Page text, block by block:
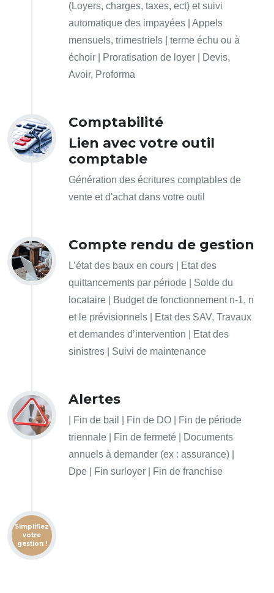
(Loyers, charges, taxes, ect) et suivi
automatique des impayées | Appels
mensuels, trimestriels | terme échu ou à
échoir | Proratisation de loyer | Devis,
Avoir, Proforma
Comptabilité
Lien avec votre outil
comptable
Génération des écritures comptables de
vente et d'achat dans votre outil
Compte rendu de gestion
L’état des baux en cours | Etat des
quittancements par période | Solde du
locataire | Budget de fonctionnement n-1, n
et le prévisionnels | Etat des SAV, Travaux
et demandes d’intervention | Etat des
sinistres | Suivi de maintenance
Alertes
| Fin de bail | Fin de DO | Fin de période
triennale | Fin de fermeté | Documents
annuels à demander (ex : assurance) |
Dpe | Fin surloyer | Fin de franchise
Simplifiez
votre
gestion !